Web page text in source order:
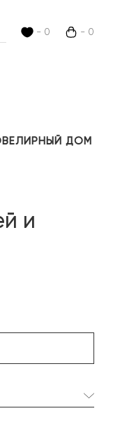
- 0 - 0
ДОМ
и